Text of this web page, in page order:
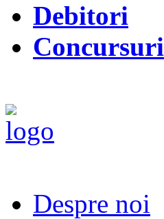
Debitori
Concursuri
Despre noi